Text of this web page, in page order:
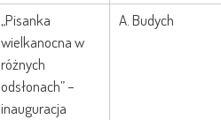
„Pisanka
wielkanocna w
różnych
odsłonach” –
inauguracja
A. Budych